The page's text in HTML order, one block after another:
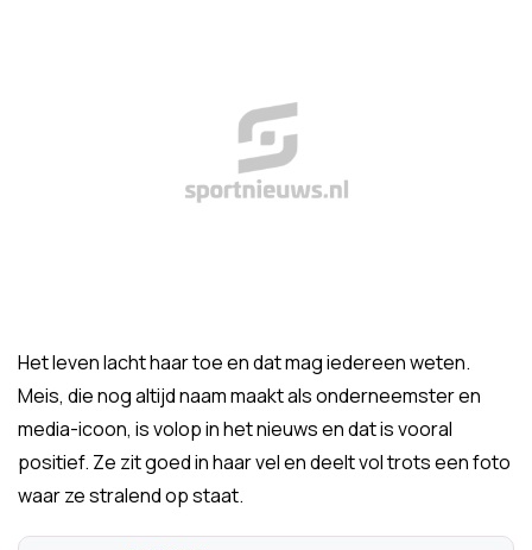
Het leven lacht haar toe en dat mag iedereen weten.
Meis, die nog altijd naam maakt als onderneemster en
media-icoon, is volop in het nieuws en dat is vooral
positief. Ze zit goed in haar vel en deelt vol trots een foto
waar ze stralend op staat.